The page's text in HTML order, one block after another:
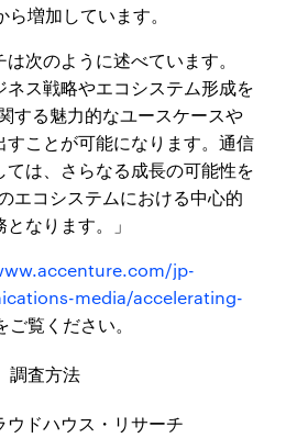
増加しています。
次のように述べています。
ネス戦略やエコシステム形成を
する魅力的なユースケースや
すことが可能になります。通信
は、さらなる成長の可能性を
エコシステムにおける中心的
なります。」
jp-
media/accelerating-
ご覧ください。
調査方法
ドハウス・リサーチ